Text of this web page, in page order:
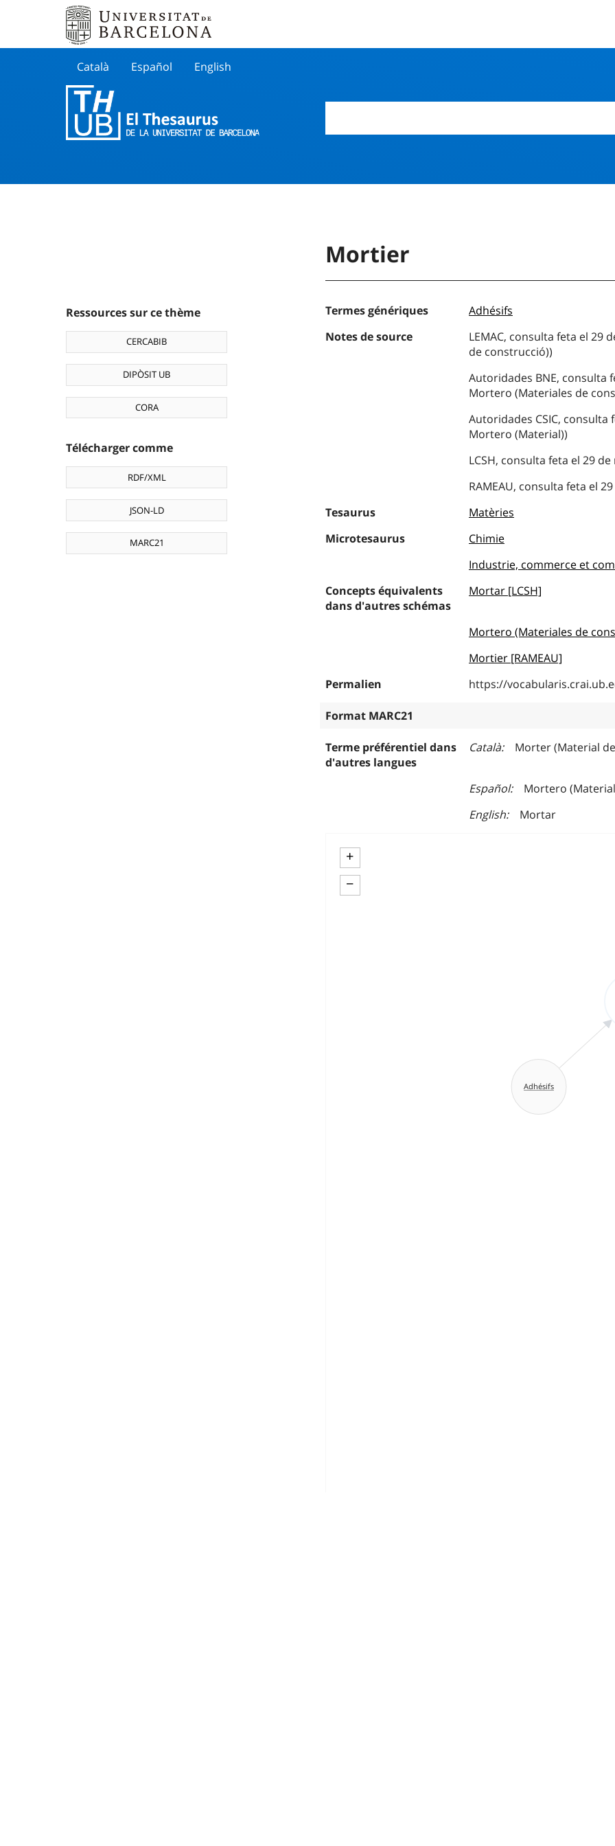
Català Español English
Ressources sur ce thème
CERCABIB
DIPÒSIT UB
CORA
Télécharger comme
RDF/XML
JSON-LD
MARC21
Mortier
Termes génériques
Adhésifs
Notes de source
LEMAC, consulta feta el 29
de construcció))
Autoridades BNE, consulta
Mortero (Materiales de
Autoridades CSIC, consulta
Mortero (Material))
LCSH, consulta feta el 29
RAMEAU, consulta feta el
Tesaurus
Matèries
Microtesaurus
Chimie
Industrie, commerce et
Concepts équivalents
dans d'autres schémas
Mortar [LCSH]
Mortero (Materiales de
Mortier [RAMEAU]
Permalien
https://
Format MARC21
Terme préférentiel dans
d'autres langues
Català Morter (Material
Español
Mortero
English
Mortar
+
−
Adhésifs